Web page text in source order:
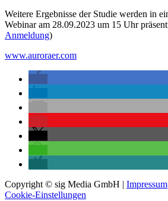
Weitere Ergebnisse der Studie werden in
Webinar am 28.09.2023 um 15 Uhr
Anmeldung)
www.auroraer.com
Copyright © sig Media GmbH | Impressum
Cookie-Einstellungen